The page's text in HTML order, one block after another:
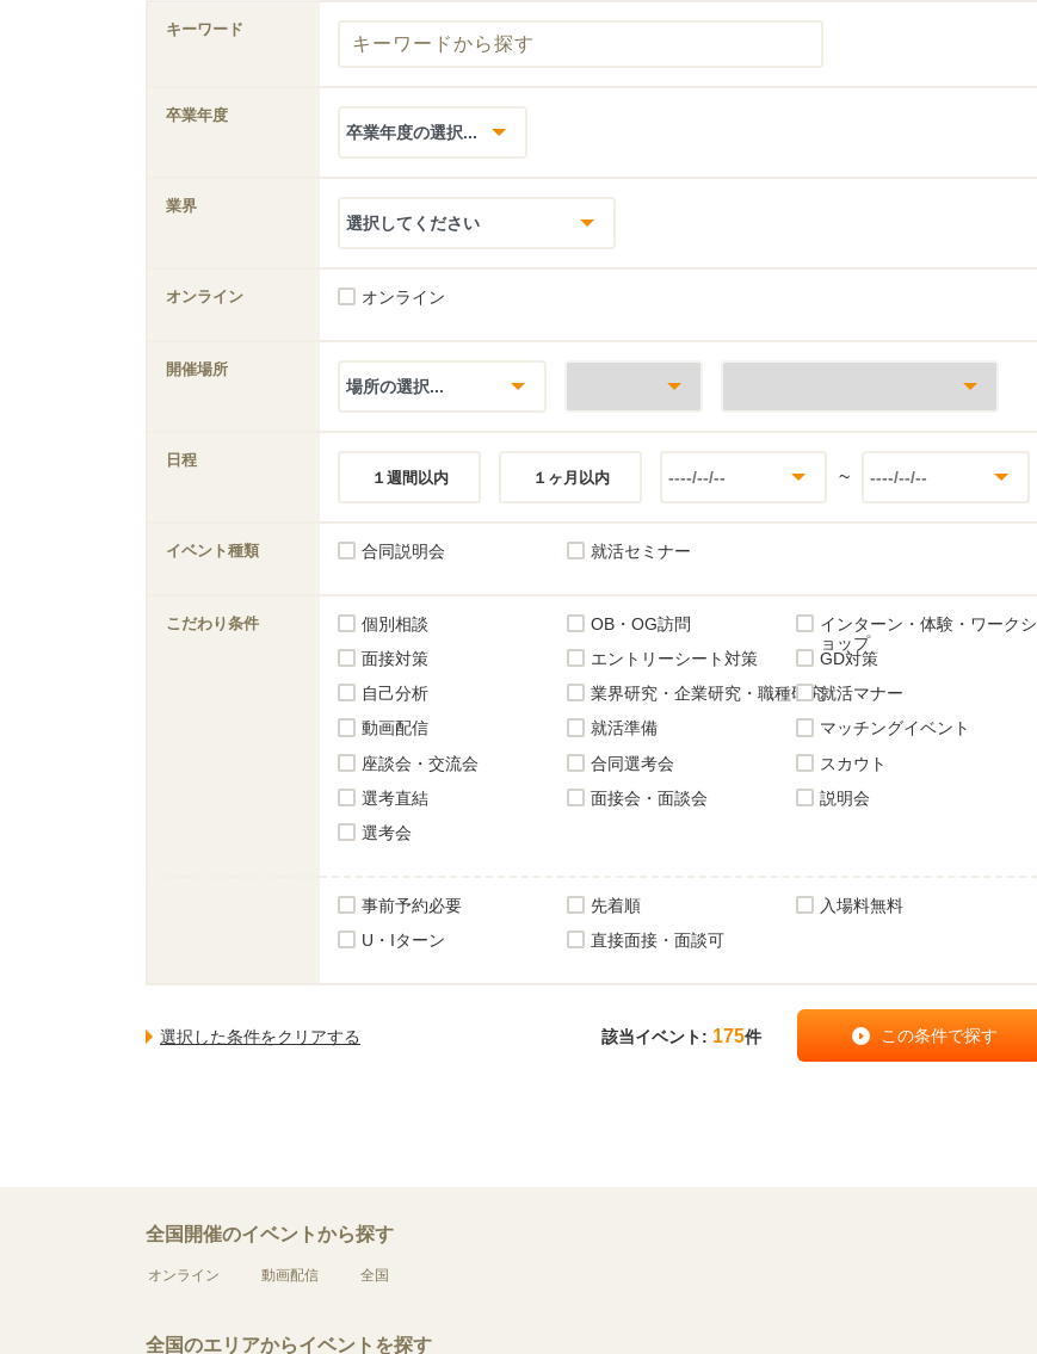
キーワード
卒業年度
業界
オンライン オンライン
開催場所
日程
１週間以内
１ヶ月以内 ~
イベント種類 合同説明会 就活セミナー
こだわり条件 個別相談 OB・OG訪問
インターン・体験・ワークシ
ョップ
面接対策
エントリーシート対策
GD対策
自己分析
業界研究・企業研究・職種研究就活マナー
動画配信
就活準備
マッチングイベント
座談会・交流会
合同選考会
スカウト
選考直結
面接会・面談会
説明会
選考会
事前予約必要 先着順
入場料無料
U・Iターン
直接面接・面談可
該当イベント: 175件
全国開催のイベントから探す
オンライン 動画配信 全国
全国のエリアからイベントを探す